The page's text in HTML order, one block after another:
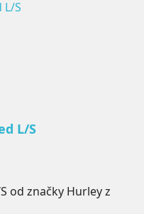
L/S
od značky Hurley z